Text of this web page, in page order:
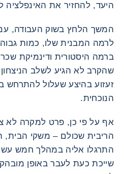
היעד, להחזיר את האינפלציה ל-2% ולהשאיר אותה
המשך הלחץ בשוק העבודה,
לרמה המבנית שלו, כמות
ברמה היסטורית ודינמיקת
שהקרב לא הגיע לשלב
זעזוע בהיצע שעלול להתרחש
הנוכחית.
אף על פי כן, פרט למקרה לא
הריבית שכולם – משקי
התרגלו אליה במהלך חמש
שייכת כעת לעבר באופן